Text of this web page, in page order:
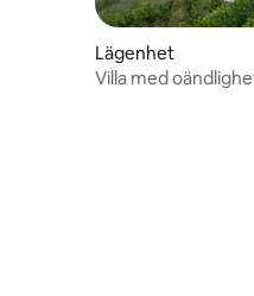
Lägenhet
Villa med